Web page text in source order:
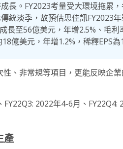
長。FY2023考量受大環境拖累
統淡季，故預估思佳訊FY2023
長至56億美元，年增2.5%、毛利
億美元，年增1.2%，稀釋EPS為
、非常規等項目，更能反映企
2022年4-6月、FY22Q4:
產